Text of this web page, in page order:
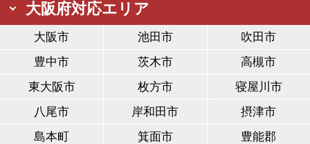
大阪府対応エリア
大阪市 池田市
吹田市
豊中市
茨木市
高槻市
東大阪市
枚方市
寝屋川市
八尾市
岸和田市
摂津市
島本町
箕面市
豊能郡